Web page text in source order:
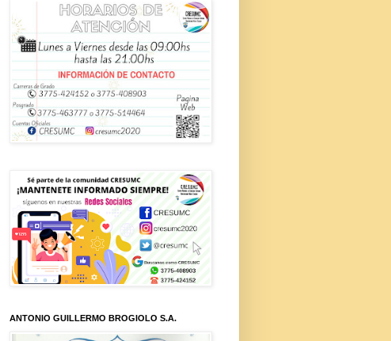
ANTONIO GUILLERMO BROGIOLO S.A.